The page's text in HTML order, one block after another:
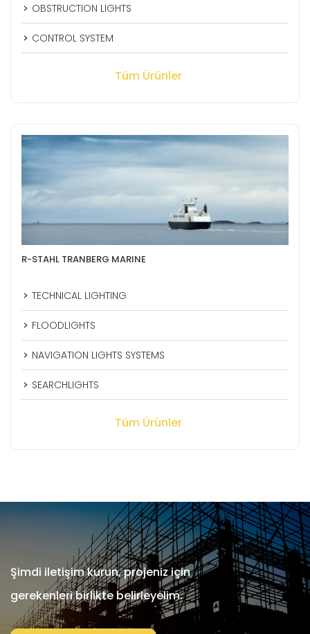
OBSTRUCTION LIGHTS
CONTROL SYSTEM
Tüm Ürünler
R-STAHL TRANBERG MARINE
TECHNICAL LIGHTING
FLOODLIGHTS
NAVIGATION LIGHTS SYSTEMS
SEARCHLIGHTS
Tüm Ürünler
Şimdi iletişim kurun, projeniz için
gerekenleri birlikte belirleyelim.